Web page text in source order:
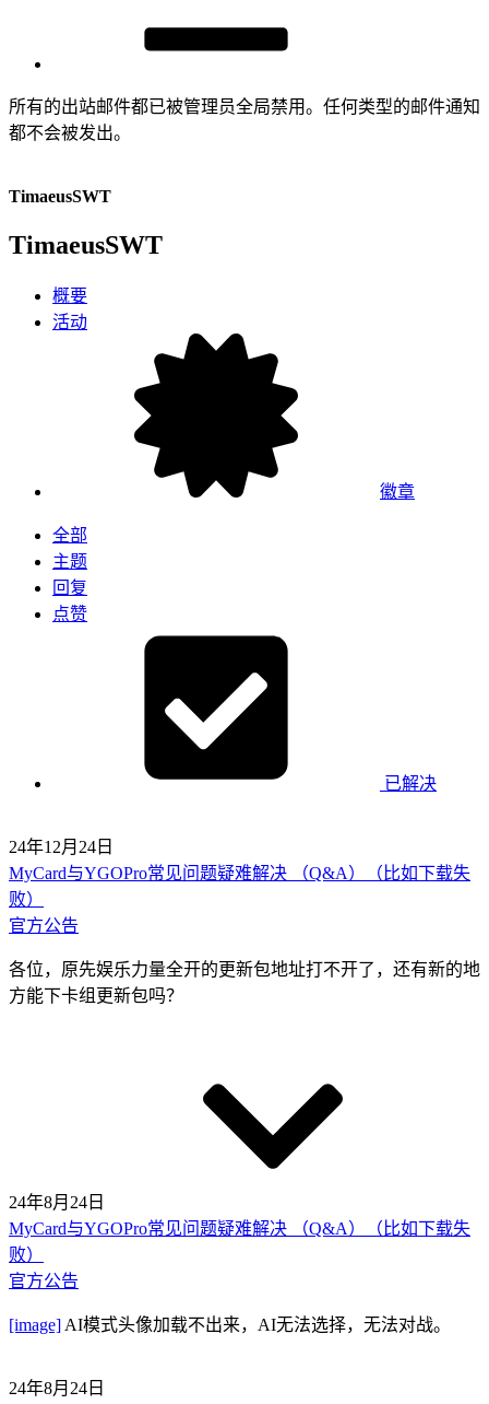
所有的出站邮件都已被管理员全局禁用。任何类型的邮件通知
都不会被发出。
TimaeusSWT
TimaeusSWT
概要
活动
徽章
全部
主题
回复
点赞
已解决
24年12月24日
MyCard与YGOPro常见问题疑难解决 （Q&A）（比如下载失
败）
官方公告
各位，原先娱乐力量全开的更新包地址打不开了，还有新的地
方能下卡组更新包吗？
24年8月24日
MyCard与YGOPro常见问题疑难解决 （Q&A）（比如下载失
败）
官方公告
[image]AI模式头像加载不出来，AI无法选择，无法对战。
24年8月24日